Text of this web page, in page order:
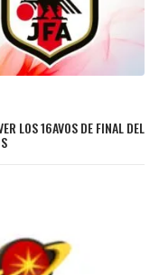
LOS 16AVOS DE FINAL DEL